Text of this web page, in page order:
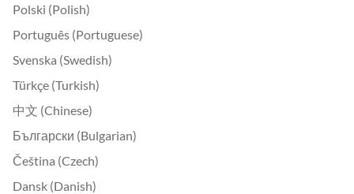
Polski (Polish)
Português (Portuguese)
Svenska (Swedish)
Türkçe (Turkish)
中文 (Chinese)
Български (Bulgarian)
Čeština (Czech)
Dansk (Danish)